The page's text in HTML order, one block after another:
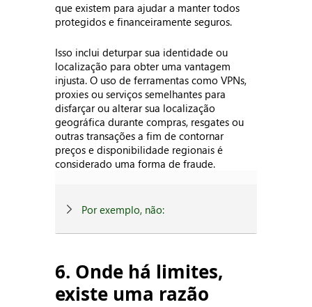
que existem para ajudar a manter todos
protegidos e financeiramente seguros.
Isso inclui deturpar sua identidade ou
localização para obter uma vantagem
injusta. O uso de ferramentas como VPNs,
proxies ou serviços semelhantes para
disfarçar ou alterar sua localização
geográfica durante compras, resgates ou
outras transações a fim de contornar
preços e disponibilidade regionais é
considerado uma forma de fraude.
Por exemplo, não:
6. Onde há limites,
existe uma razão